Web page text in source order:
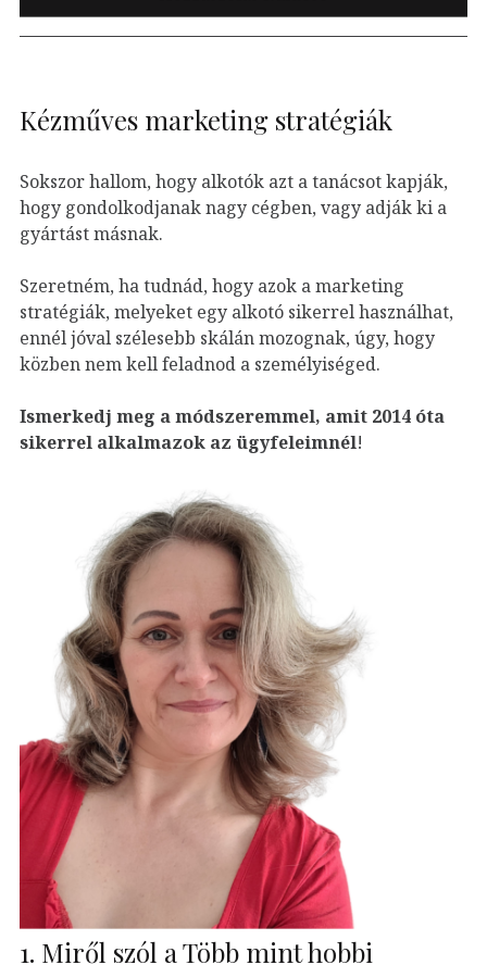
Kézműves marketing stratégiák
Sokszor hallom, hogy alkotók azt a tanácsot kapják,
hogy gondolkodjanak nagy cégben, vagy adják ki a
gyártást másnak.
Szeretném, ha tudnád, hogy azok a marketing
stratégiák, melyeket egy alkotó sikerrel használhat,
ennél jóval szélesebb skálán mozognak, úgy, hogy
közben nem kell feladnod a személyiséged.
Ismerkedj meg a módszeremmel, amit 2014 óta
sikerrel alkalmazok az ügyfeleimnél!
1. Miről szól a Több mint hobbi